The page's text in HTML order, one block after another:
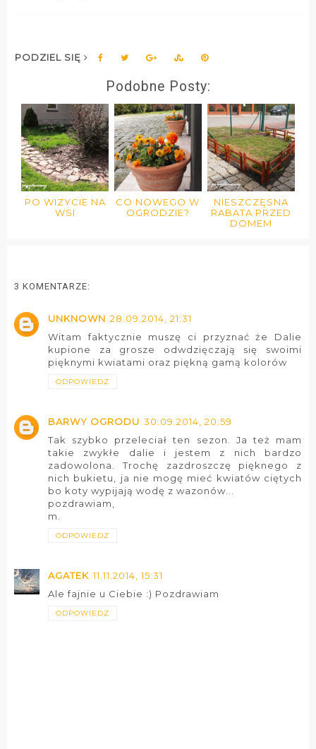
PODZIEL SIĘ
Podobne Posty:
PO WIZYCIE NA
WSI
CO NOWEGO W
OGRODZIE?
NIESZCZĘSNA
RABATA PRZED
DOMEM
3 KOMENTARZE:
UNKNOWN 28.09.2014, 21:31
Witam faktycznie muszę ci przyznać że Dalie
kupione za grosze odwdzięczają się swoimi
pięknymi kwiatami oraz piękną gamą kolorów
ODPOWIEDZ
BARWY OGRODU 30.09.2014, 20:59
Tak szybko przeleciał ten sezon. Ja też mam
takie zwykłe dalie i jestem z nich bardzo
zadowolona. Trochę zazdroszczę pięknego z
nich bukietu, ja nie mogę mieć kwiatów ciętych
bo koty wypijają wodę z wazonów...
pozdrawiam,
m.
ODPOWIEDZ
AGATEK 11.11.2014, 15:31
Ale fajnie u Ciebie :) Pozdrawiam
ODPOWIEDZ